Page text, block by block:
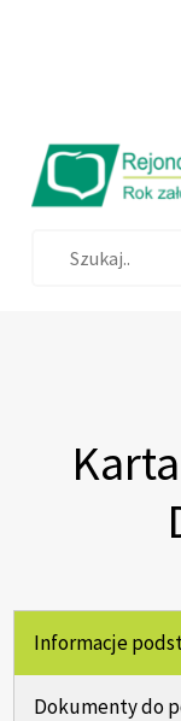
Informacje
Dokumenty do